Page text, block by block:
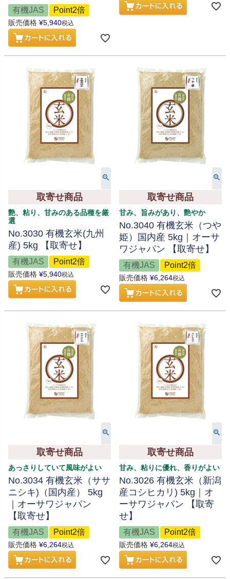
有機JAS Point2倍
販売価格 ¥5,940税込
取寄せ商品
艶、粘り、甘みのある品種を厳
選
No.3030 有機玄米(九州
産) 5kg 【取寄せ】
有機JAS Point2倍
販売価格 ¥5,940税込
取寄せ商品
甘み、旨みがあり、艶やか
No.3040 有機玄米（つや
姫）国内産 5kg｜オーサ
ワジャパン 【取寄せ】
有機JAS Point2倍
販売価格 ¥6,264税込
取寄せ商品
あっさりしていて風味がよい
No.3034 有機玄米（ササ
ニシキ)（国内産） 5kg
｜オーサワジャパン
【取寄せ】
有機JAS Point2倍
販売価格 ¥6,264税込
取寄せ商品
甘み、粘りに優れ、香りがよい
No.3026 有機玄米（新潟
産コシヒカリ) 5kg｜オ
ーサワジャパン 【取寄
せ】
有機JAS Point2倍
販売価格 ¥6,264税込